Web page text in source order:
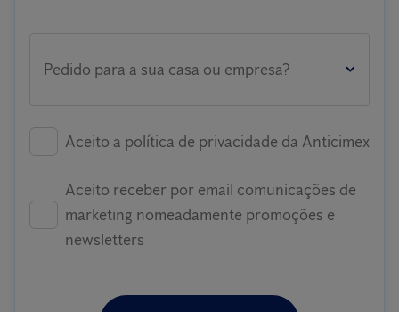
Pedido para a sua casa ou empresa?
Aceito a política de privacidade da Anticimex
Aceito receber por email comunicações de
marketing nomeadamente promoções e
newsletters